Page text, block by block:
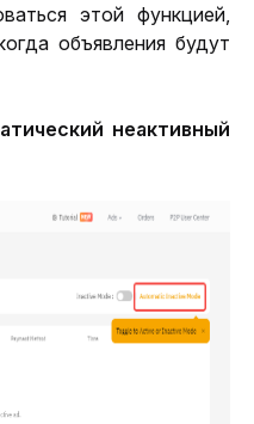
этой функцией,
объявления будут
неактивный